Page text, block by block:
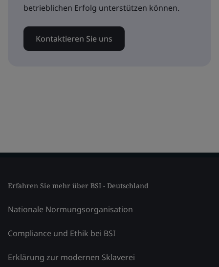
betrieblichen Erfolg unterstützen können.
Kontaktieren Sie uns
Erfahren Sie mehr über BSI - Deutschland
Nationale Normungsorganisation
Compliance und Ethik bei BSI
Erklärung zur modernen Sklaverei